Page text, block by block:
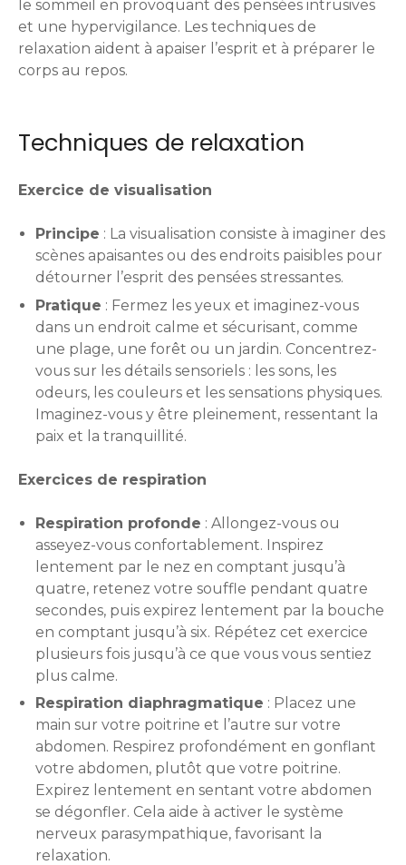
le sommeil en provoquant des pensées intrusives
et une hypervigilance. Les techniques de
relaxation aident à apaiser l’esprit et à préparer le
corps au repos.
Techniques de relaxation
Exercice de visualisation
Principe : La visualisation consiste à imaginer des
scènes apaisantes ou des endroits paisibles pour
détourner l’esprit des pensées stressantes.
Pratique : Fermez les yeux et imaginez-vous
dans un endroit calme et sécurisant, comme
une plage, une forêt ou un jardin. Concentrez-
vous sur les détails sensoriels : les sons, les
odeurs, les couleurs et les sensations physiques.
Imaginez-vous y être pleinement, ressentant la
paix et la tranquillité.
Exercices de respiration
Respiration profonde : Allongez-vous ou
asseyez-vous confortablement. Inspirez
lentement par le nez en comptant jusqu’à
quatre, retenez votre souffle pendant quatre
secondes, puis expirez lentement par la bouche
en comptant jusqu’à six. Répétez cet exercice
plusieurs fois jusqu’à ce que vous vous sentiez
plus calme.
Respiration diaphragmatique : Placez une
main sur votre poitrine et l’autre sur votre
abdomen. Respirez profondément en gonflant
votre abdomen, plutôt que votre poitrine.
Expirez lentement en sentant votre abdomen
se dégonfler. Cela aide à activer le système
nerveux parasympathique, favorisant la
relaxation.